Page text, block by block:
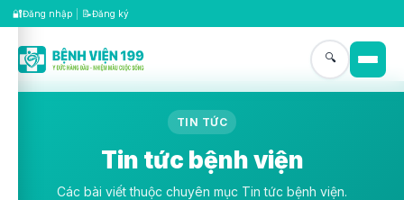
🔐Đăng nhập 📝Đăng ký
🔍
TIN TỨC
Tin tức bệnh viện
Các bài viết thuộc chuyên mục Tin tức bệnh viện.